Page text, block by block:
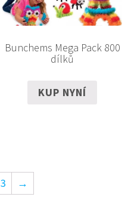
Bunchems Mega Pack 800
dílků
KUP NYNÍ
3 →